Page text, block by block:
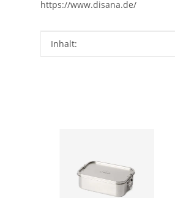
https://www.disana.de/
Produkteigenschaft
Wert
Inhalt: